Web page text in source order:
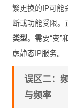
繁更换的IP可能
断或功能受限。
类型。需要“变”
虑静态IP服务。
误区二：
与频率